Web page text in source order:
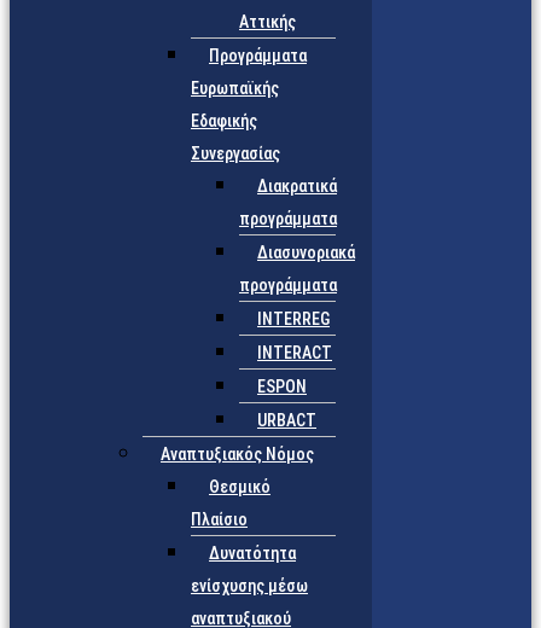
Αττικής
Προγράμματα
Ευρωπαϊκής
Εδαφικής
Συνεργασίας
Διακρατικά
προγράμματα
Διασυνοριακά
προγράμματα
INTERREG
INTERACT
ESPON
URBACT
Αναπτυξιακός Νόμος
Θεσμικό
Πλαίσιο
Δυνατότητα
ενίσχυσης μέσω
αναπτυξιακού